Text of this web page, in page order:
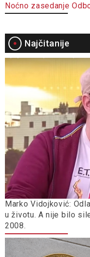
Noćno zasedanje
Najčitanije
Marko Vidojković:
u životu. A nije bilo
2008.